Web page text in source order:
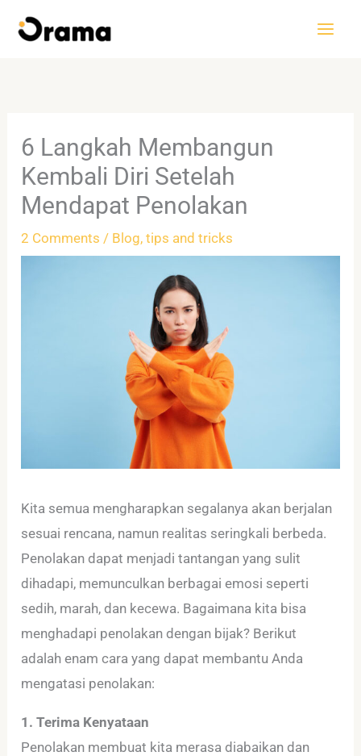
6 Langkah Membangun
Kembali Diri Setelah
Mendapat Penolakan
2 Comments / Blog,tips and tricks
Kita semua mengharapkan segalanya akan berjalan
sesuai rencana, namun realitas seringkali berbeda.
Penolakan dapat menjadi tantangan yang sulit
dihadapi, memunculkan berbagai emosi seperti
sedih, marah, dan kecewa. Bagaimana kita bisa
menghadapi penolakan dengan bijak? Berikut
adalah enam cara yang dapat membantu Anda
mengatasi penolakan:
1. Terima Kenyataan
Penolakan membuat kita merasa diabaikan dan